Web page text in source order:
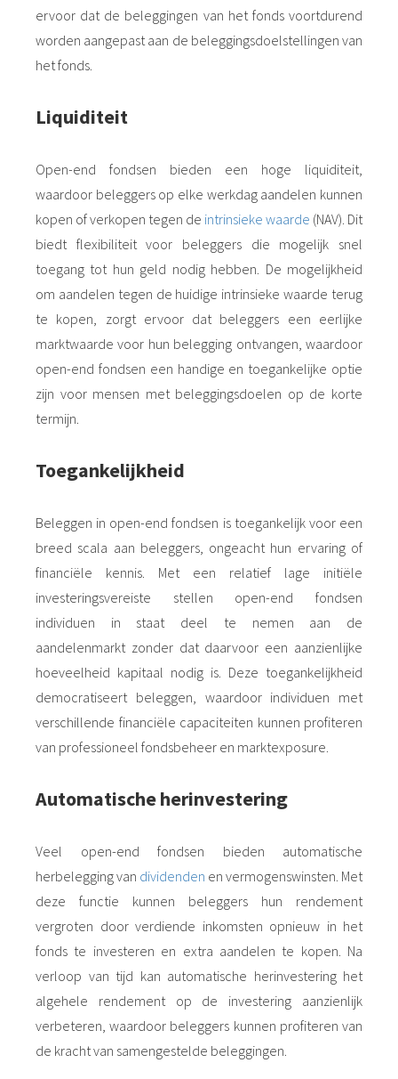
ervoor dat de beleggingen van het fonds voortdurend
worden aangepast aan de beleggingsdoelstellingen van
het fonds.
Liquiditeit
Open-end fondsen bieden een hoge liquiditeit,
waardoor beleggers op elke werkdag aandelen kunnen
kopen of verkopen tegen de intrinsieke waarde (NAV). Dit
biedt flexibiliteit voor beleggers die mogelijk snel
toegang tot hun geld nodig hebben. De mogelijkheid
om aandelen tegen de huidige intrinsieke waarde terug
te kopen, zorgt ervoor dat beleggers een eerlijke
marktwaarde voor hun belegging ontvangen, waardoor
open-end fondsen een handige en toegankelijke optie
zijn voor mensen met beleggingsdoelen op de korte
termijn.
Toegankelijkheid
Beleggen in open-end fondsen is toegankelijk voor een
breed scala aan beleggers, ongeacht hun ervaring of
financiële kennis. Met een relatief lage initiële
investeringsvereiste stellen open-end fondsen
individuen in staat deel te nemen aan de
aandelenmarkt zonder dat daarvoor een aanzienlijke
hoeveelheid kapitaal nodig is. Deze toegankelijkheid
democratiseert beleggen, waardoor individuen met
verschillende financiële capaciteiten kunnen profiteren
van professioneel fondsbeheer en marktexposure.
Automatische herinvestering
Veel open-end fondsen bieden automatische
herbelegging van dividenden en vermogenswinsten. Met
deze functie kunnen beleggers hun rendement
vergroten door verdiende inkomsten opnieuw in het
fonds te investeren en extra aandelen te kopen. Na
verloop van tijd kan automatische herinvestering het
algehele rendement op de investering aanzienlijk
verbeteren, waardoor beleggers kunnen profiteren van
de kracht van samengestelde beleggingen.